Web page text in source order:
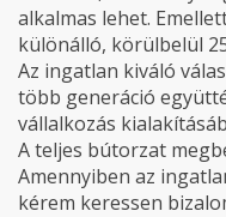
alkalmas lehet.
különálló, körülbelül
Az ingatlan kiváló
több generáció
vállalkozás
A teljes bútorzat
Amennyiben az
kérem keressen